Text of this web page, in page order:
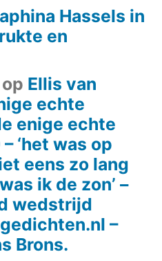
Hassels in
en
op Ellis van
echte
enige echte
– ‘het was op
eens zo lang
ik de zon’ –
wedstrijd
–
Brons.